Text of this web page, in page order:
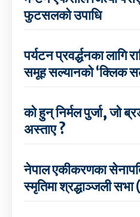
फुटसलको उपाधि
पर्यटन प्रवर्द्धनका लागि
समूह सल्यानको ‘क्लिक
को हुन् निर्मल पुर्जा, जो
अस्ताए ?
नेपाल एकीकरणका
स्मृतिमा श्रद्धाञ्जली